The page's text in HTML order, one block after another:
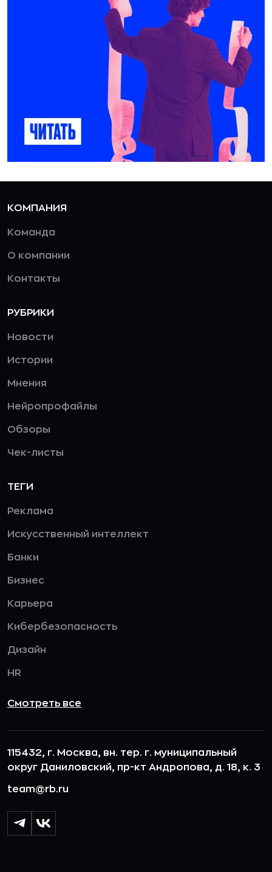
КОМПАНИЯ
Команда
О компании
Контакты
РУБРИКИ
Новости
Истории
Мнения
Нейропрофайлы
Обзоры
Чек-листы
ТЕГИ
Реклама
Искусственный интеллект
Банки
Бизнес
Карьера
Кибербезопасность
Дизайн
HR
Смотреть все
115432, г. Москва, вн. тер. г. муниципальный
округ Даниловский, пр-кт Андропова, д. 18, к. 3
team@rb.ru